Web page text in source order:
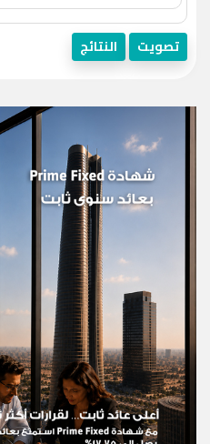
تصويت النتائج